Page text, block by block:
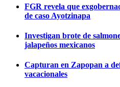
FGR revela que
de caso Ayotzinapa
Investigan brote de
jalapeños mexicanos
Capturan en Zapopan a
vacacionales